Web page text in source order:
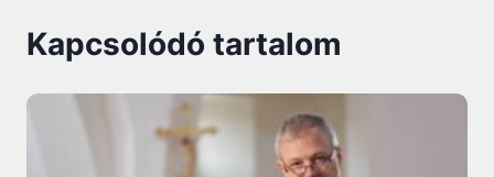
Kapcsolódó tartalom